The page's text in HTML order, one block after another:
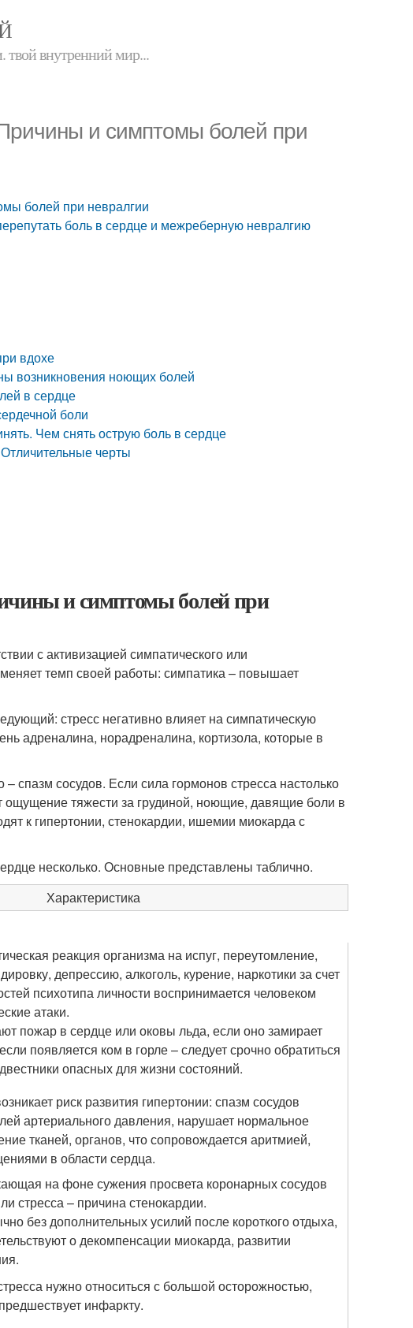
твой внутренний мир...
и симптомы болей при
болей при невралгии
боль в сердце и межреберную невралгию
вдохе
возникновения ноющих болей
в сердце
боли
Чем снять острую боль в сердце
черты
и симптомы болей при
с активизацией симпатического или
темп своей работы: симпатика – повышает
стресс негативно влияет на симпатическую
адреналина, норадреналина, кортизола, которые в
спазм сосудов. Если сила гормонов стресса настолько
ощущение тяжести за грудиной, ноющие, давящие боли в
к гипертонии, стенокардии, ишемии миокарда с
несколько. Основные представлены таблично.
Характеристика
реакция организма на испуг, переутомление,
депрессию, алкоголь, курение, наркотики за счет
психотипа личности воспринимается человеком
атаки.
пожар в сердце или оковы льда, если оно замирает
появляется ком в горле – следует срочно обратиться
опасных для жизни состояний.
риск развития гипертонии: спазм сосудов
артериального давления, нарушает нормальное
тканей, органов, что сопровождается аритмией,
в области сердца.
на фоне сужения просвета коронарных сосудов
стресса – причина стенокардии.
без дополнительных усилий после короткого отдыха,
о декомпенсации миокарда, развитии
нужно относиться с большой осторожностью,
инфаркту.